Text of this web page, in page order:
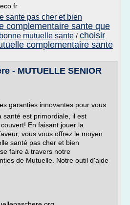
sante pas cher et bien
complementaire sante que
mutuelle sante / choisir
complementaire sante
- MUTUELLE SENIOR
garanties innovantes pour vous
santé est primordiale, il est
En faisant jouer la
vous vous offrez le moyen
santé pas cher et bien
faire à travers notre
de Mutuelle. Notre outil d'aide